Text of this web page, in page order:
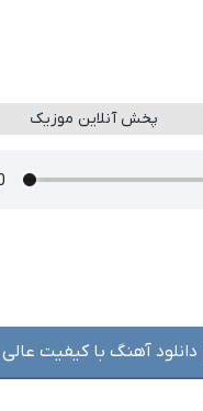
پخش آنلاین موزیک
دانلود آهنگ با کیفیت عالی 320